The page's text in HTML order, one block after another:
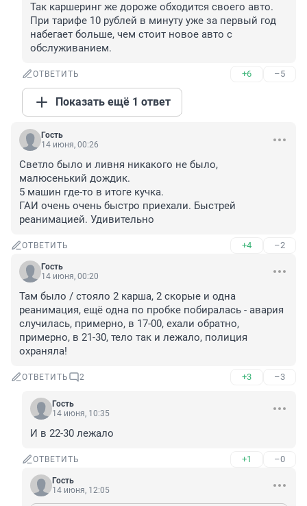
Так каршеринг же дороже обходится своего авто.
При тарифе 10 рублей в минуту уже за первый год
набегает больше, чем стоит новое авто с
обслуживанием.
ОТВЕТИТЬ +6 –5
Показать ещё 1 ответ
Гость
14 июня, 00:26
Светло было и ливня никакого не было,
малюсенький дождик.
5 машин где-то в итоге кучка.
ГАИ очень очень быстро приехали. Быстрей
реанимацией. Удивительно
ОТВЕТИТЬ +4 –2
Гость
14 июня, 00:20
Там было / стояло 2 карша, 2 скорые и одна
реанимация, ещё одна по пробке побиралась - авария
случилась, примерно, в 17-00, ехали обратно,
примерно, в 21-30, тело так и лежало, полиция
охраняла!
ОТВЕТИТЬ 2 +3 –3
Гость
14 июня, 10:35
И в 22-30 лежало
ОТВЕТИТЬ +1 –0
Гость
14 июня, 12:05